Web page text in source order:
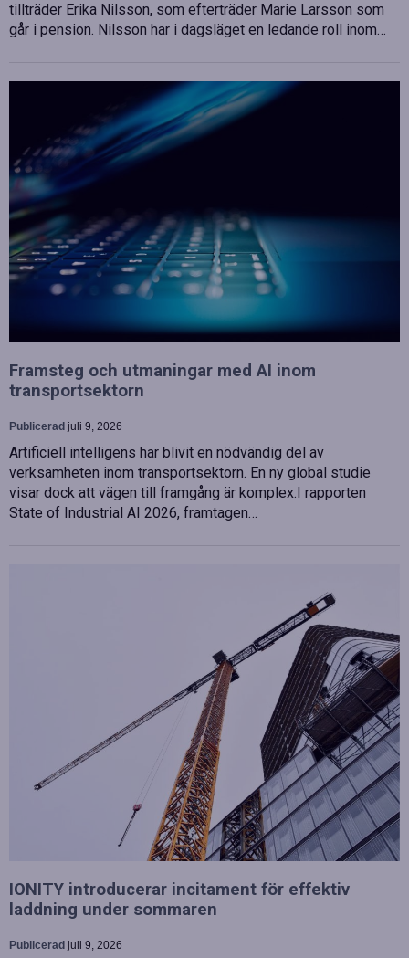
tillträder Erika Nilsson, som efterträder Marie Larsson som
går i pension. Nilsson har i dagsläget en ledande roll inom…
Framsteg och utmaningar med AI inom
transportsektorn
Publicerad juli 9, 2026
Artificiell intelligens har blivit en nödvändig del av
verksamheten inom transportsektorn. En ny global studie
visar dock att vägen till framgång är komplex.I rapporten
State of Industrial AI 2026, framtagen…
IONITY introducerar incitament för effektiv
laddning under sommaren
Publicerad juli 9, 2026